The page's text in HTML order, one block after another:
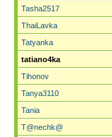
Tasha2517
ThaiLavka
Tatyanka
tatiano4ka
Tihonov
Tanya3110
Tania
T@nechk@